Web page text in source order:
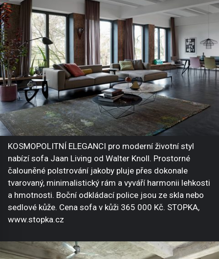
KOSMOPOLITNÍ ELEGANCI pro moderní životní styl
nabízí sofa Jaan Living od Walter Knoll. Prostorné
čalouněné polstrování jakoby pluje přes dokonale
tvarovaný, minimalistický rám a vyváří harmonii lehkosti
a hmotnosti. Boční odkládací police jsou ze skla nebo
sedlové kůže. Cena sofa v kůži 365 000 Kč. STOPKA,
www.stopka.cz